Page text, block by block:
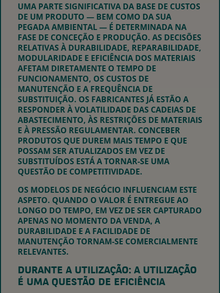
UMA PARTE SIGNIFICATIVA DA BASE DE CUSTOS
DE UM PRODUTO — BEM COMO DA SUA
PEGADA AMBIENTAL — É DETERMINADA NA
FASE DE CONCEÇÃO E PRODUÇÃO. AS DECISÕES
RELATIVAS À DURABILIDADE, REPARABILIDADE,
MODULARIDADE E EFICIÊNCIA DOS MATERIAIS
AFETAM DIRETAMENTE O TEMPO DE
FUNCIONAMENTO, OS CUSTOS DE
MANUTENÇÃO E A FREQUÊNCIA DE
SUBSTITUIÇÃO. OS FABRICANTES JÁ ESTÃO A
RESPONDER À VOLATILIDADE DAS CADEIAS DE
ABASTECIMENTO, ÀS RESTRIÇÕES DE MATERIAIS
E À PRESSÃO REGULAMENTAR. CONCEBER
PRODUTOS QUE DUREM MAIS TEMPO E QUE
POSSAM SER ATUALIZADOS EM VEZ DE
SUBSTITUÍDOS ESTÁ A TORNAR-SE UMA
QUESTÃO DE COMPETITIVIDADE.
OS MODELOS DE NEGÓCIO INFLUENCIAM ESTE
ASPETO. QUANDO O VALOR É ENTREGUE AO
LONGO DO TEMPO, EM VEZ DE SER CAPTURADO
APENAS NO MOMENTO DA VENDA, A
DURABILIDADE E A FACILIDADE DE
MANUTENÇÃO TORNAM-SE COMERCIALMENTE
RELEVANTES.
DURANTE A UTILIZAÇÃO: A UTILIZAÇÃO
É UMA QUESTÃO DE EFICIÊNCIA